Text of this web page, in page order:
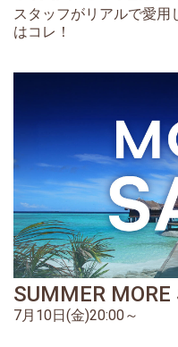
スタッフがリアルで愛用
はコレ！
SUMMER MORE
7月10日(金)20:00～